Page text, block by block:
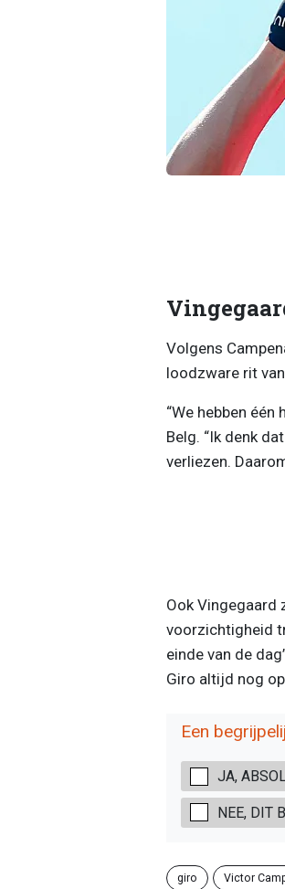
Volgens
loodzware rit
“We hebben
Belg. “Ik denk
verliezen.
Ook Vingegaard
voorzichtigheid
einde van de
Giro altijd nog
Een
JA,
NEE, DIT
giro Victor